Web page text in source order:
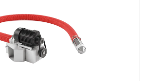
заводов
и дозаторов
и комплектующие